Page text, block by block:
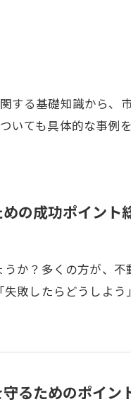
する基礎知識から、
いても具体的な事例
の成功ポイント
か？多くの方が、
敗したらどうしよ
るためのポイン